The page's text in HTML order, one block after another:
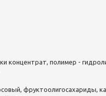
концентрат, полимер -
фруктоолигосахариды,